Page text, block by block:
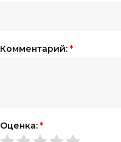
Комментарий: *
Оценка: *